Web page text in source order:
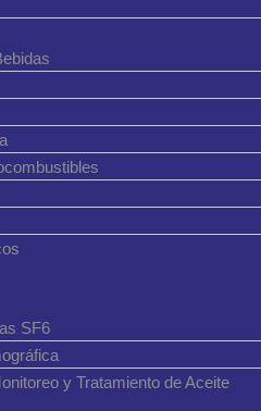
SF6
y Tratamiento de Aceite